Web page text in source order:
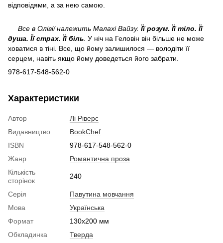
відповідями, а за нею самою.
Все в Олівії належить Малахі Вайзу. Її розум. Її тіло. Її
душа. Її страх. Її біль У ніч на Геловін він більше не може
ховатися в тіні. Все, що йому залишилося — володіти її
серцем, навіть якщо йому доведеться його забрати.
978-617-548-562-0
Характеристики
Автор
Лі Ріверс
Видавництво
BookChef
ISBN
978-617-548-562-0
Жанр
Романтична проза
Кількість
сторінок
240
Серія
Павутина мовчання
Мова
Українська
Формат
130x200 мм
Обкладинка
Тверда